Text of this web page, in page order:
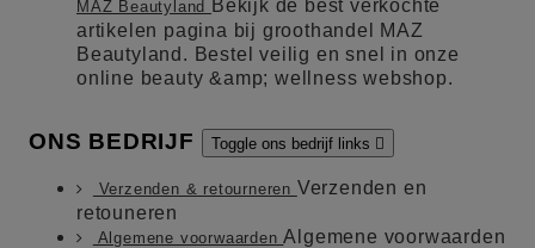
MAZ Beautyland
Bekijk de best verkochte
artikelen pagina bij groothandel MAZ
Beautyland. Bestel veilig en snel in onze
online beauty &amp; wellness webshop.
ONS BEDRIJF Toggle ons bedrijf links 
Verzenden & retourneren Verzenden en
retouneren
Algemene voorwaardenAlgemene voorwaarden